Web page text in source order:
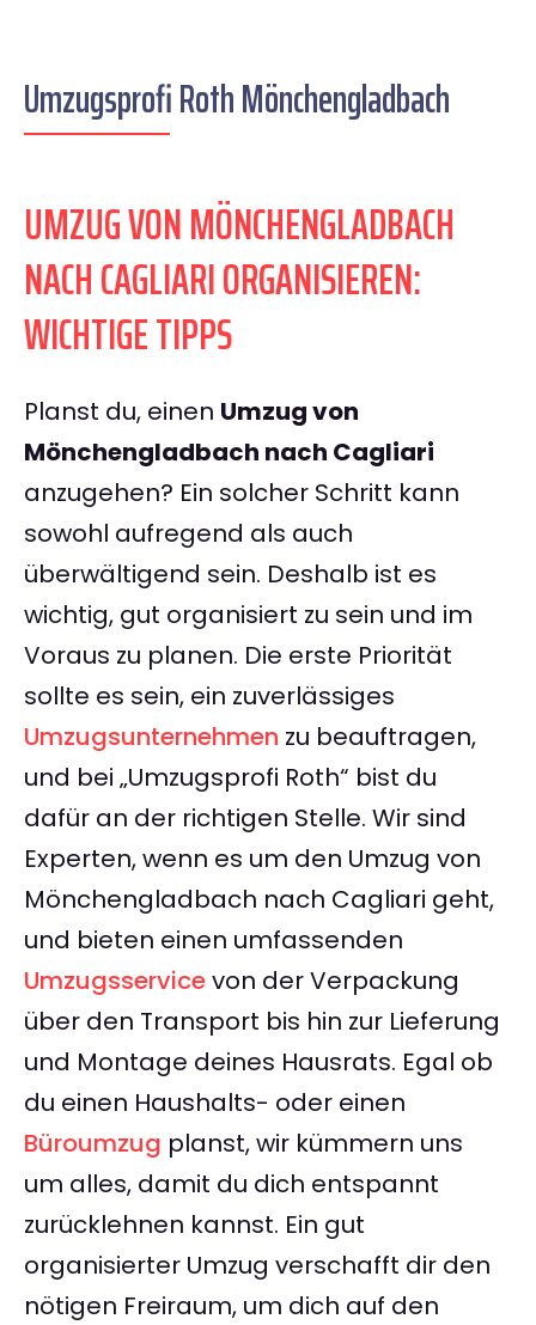
Umzugsprofi Roth Mönchengladbach
UMZUG VON MÖNCHENGLADBACH
NACH CAGLIARI ORGANISIEREN:
WICHTIGE TIPPS
Planst du, einen Umzug von
Mönchengladbach nach Cagliari
anzugehen? Ein solcher Schritt kann
sowohl aufregend als auch
überwältigend sein. Deshalb ist es
wichtig, gut organisiert zu sein und im
Voraus zu planen. Die erste Priorität
sollte es sein, ein zuverlässiges
Umzugsunternehmen zu beauftragen,
und bei „Umzugsprofi Roth“ bist du
dafür an der richtigen Stelle. Wir sind
Experten, wenn es um den Umzug von
Mönchengladbach nach Cagliari geht,
und bieten einen umfassenden
Umzugsservicevon der Verpackung
über den Transport bis hin zur Lieferung
und Montage deines Hausrats. Egal ob
du einen Haushalts- oder einen
Büroumzug planst, wir kümmern uns
um alles, damit du dich entspannt
zurücklehnen kannst. Ein gut
organisierter Umzug verschafft dir den
nötigen Freiraum, um dich auf den